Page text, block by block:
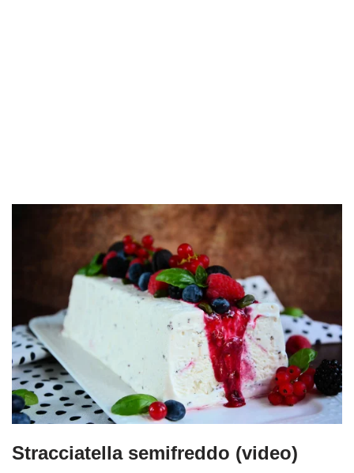
Stracciatella semifreddo (video)